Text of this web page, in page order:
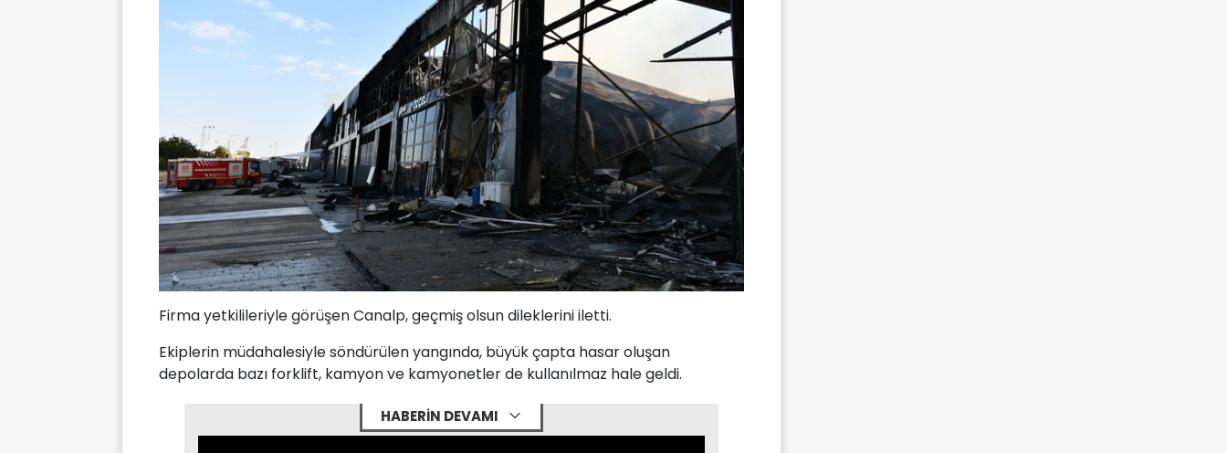
Firma yetkilileriyle görüşen Canalp, geçmiş olsun dileklerini iletti.
Ekiplerin müdahalesiyle söndürülen yangında, büyük çapta hasar oluşan
depolarda bazı forklift, kamyon ve kamyonetler de kullanılmaz hale geldi.
HABERİN DEVAMI